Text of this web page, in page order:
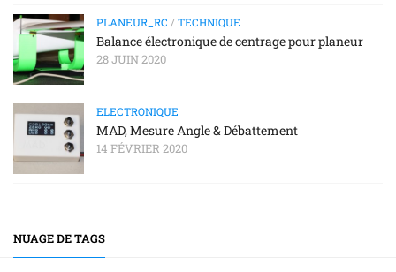
PLANEUR_RC / TECHNIQUE
Balance électronique de centrage pour planeur
28 JUIN 2020
ELECTRONIQUE
MAD, Mesure Angle & Débattement
14 FÉVRIER 2020
NUAGE DE TAGS